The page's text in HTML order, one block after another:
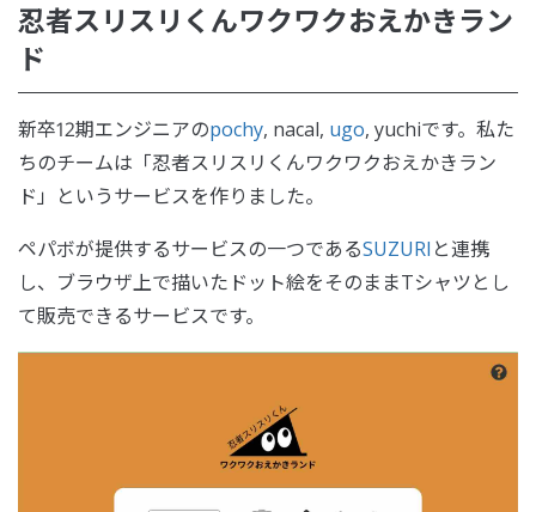
忍者スリスリくんワクワクおえかきラン
ド
新卒12期エンジニアのpochy, nacal, ugo, yuchiです。私た
ちのチームは「忍者スリスリくんワクワクおえかきラン
ド」というサービスを作りました。
ペパボが提供するサービスの一つであるSUZURI と連携
し、ブラウザ上で描いたドット絵をそのままTシャツとし
て販売できるサービスです。